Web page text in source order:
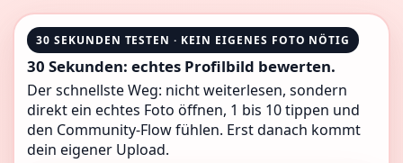
30 SEKUNDEN TESTEN · KEIN EIGENES FOTO NÖTIG
30 Sekunden: echtes Profilbild bewerten.
Der schnellste Weg: nicht weiterlesen, sondern
direkt ein echtes Foto öffnen, 1 bis 10 tippen und
den Community-Flow fühlen. Erst danach kommt
dein eigener Upload.